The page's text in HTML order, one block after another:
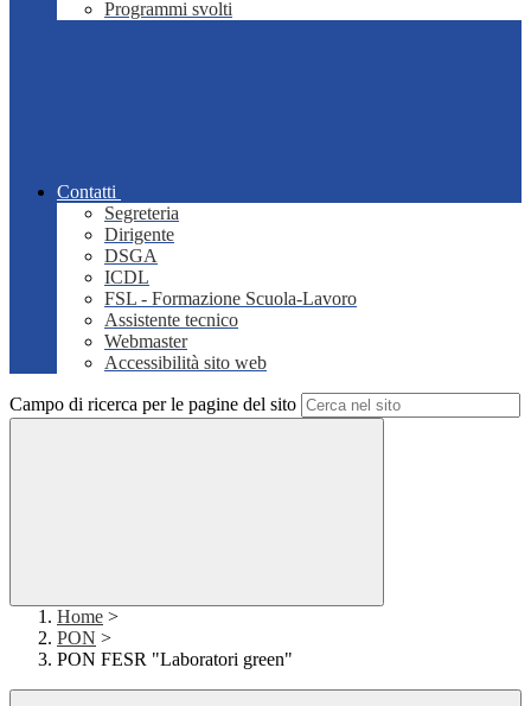
Programmi svolti
Contatti
Segreteria
Dirigente
DSGA
ICDL
FSL - Formazione Scuola-Lavoro
Assistente tecnico
Webmaster
Accessibilità sito web
Campo di ricerca per le pagine del sito
Home >
PON >
PON FESR "Laboratori green"